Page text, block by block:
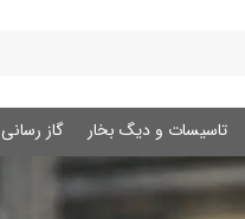
تاسیسات و دیگ بخار گاز رسانی